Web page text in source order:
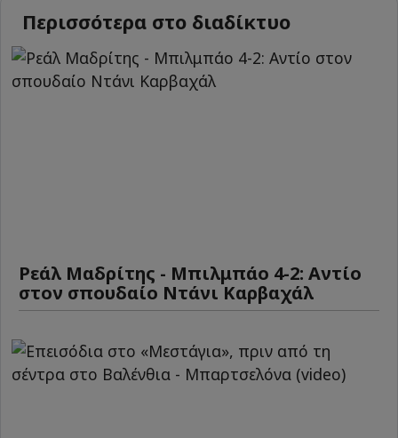
Περισσότερα στο διαδίκτυο
Ρεάλ Μαδρίτης - Μπιλμπάο 4-2: Αντίο
στον σπουδαίο Ντάνι Καρβαχάλ